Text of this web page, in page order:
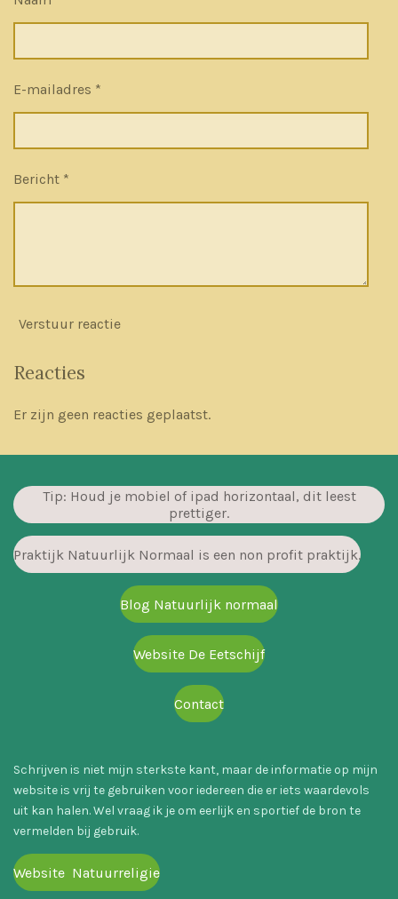
E-mailadres *
Bericht *
Verstuur reactie
Reacties
Er zijn geen reacties geplaatst.
Tip: Houd je mobiel of ipad horizontaal, dit leest
prettiger.
Praktijk Natuurlijk Normaal is een non profit praktijk.
Blog Natuurlijk normaal
Website De Eetschijf
Contact
Schrijven is niet mijn sterkste kant, maar de informatie op mijn
website is vrij te gebruiken voor iedereen die er iets waardevols
uit kan halen. Wel vraag ik je om eerlijk en sportief de bron te
vermelden bij gebruik.
Website Natuurreligie